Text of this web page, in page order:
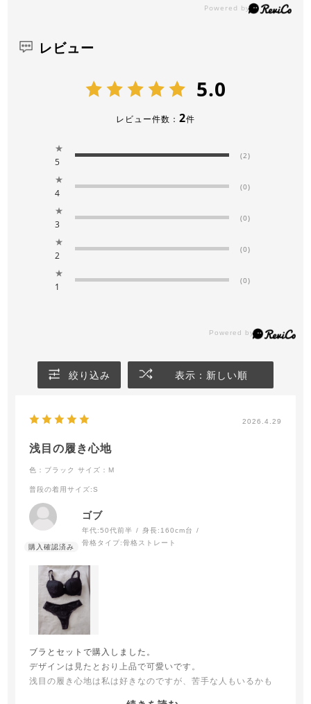
レビュー
5.0
レビュー件数： 2件
★
5
(2)
★
4
(0)
★
3
(0)
★
2
(0)
★
1
(0)
絞り込み 表示：新しい順
2026.4.29
浅目の履き心地
色：ブラック サイズ：M
普段の着用サイズ:S
ゴブ
年代:50代前半 身長: 160cm台
骨格タイプ:骨格ストレート
ブラとセットで購入しました。
デザインは見たとおり上品で可愛いです。
浅目の履き心地は私は好きなのですが、苦手な人もいるかも